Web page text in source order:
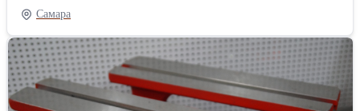
же спец.техники. - Простое и понятное меню на большом ЖК-
дисплее. Удобное отображение количества фреона и масла в
установке. - Автоматическая заправка нового масла по весу
откачанного масла (без необходимости ручного ввода). - Ёмкость
старого масла увеличенного объема. - Информативные и легко
читаемые маслозаполненные манометры (включая манометр
давления во внутреннем баллоне). - Принтер в комплекте. -
Самара